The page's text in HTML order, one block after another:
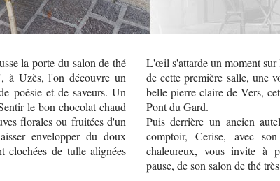
la porte du salon de thé
à Uzès, l'on découvre un
poésie et de saveurs. Un
le bon chocolat chaud
florales ou fruitées d'un
envelopper du doux
clochées de tulle alignées
L'œil s'attarde un moment sur
de cette première salle, une
belle pierre claire de Vers,
Pont du Gard.
Puis derrière un ancien
comptoir, Cerise, avec
chaleureux, vous invite à
pause, de son salon de thé